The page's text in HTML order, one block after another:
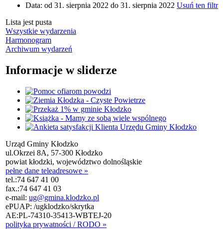
Data: od 31. sierpnia 2022 do 31. sierpnia 2022 Usuń ten filtr
Lista jest pusta
Wszystkie wydarzenia
Harmonogram
Archiwum wydarzeń
Informacje w sliderze
Urząd Gminy Kłodzko
ul.Okrzei 8A, 57-300 Kłodzko
powiat kłodzki, województwo dolnośląskie
pełne dane teleadresowe »
tel.:74 647 41 00
fax.:74 647 41 03
e-mail: ug@gmina.klodzko.pl
ePUAP: /ugklodzko/skrytka
AE:PL-74310-35413-WBTEJ-20
polityka prywatności / RODO »